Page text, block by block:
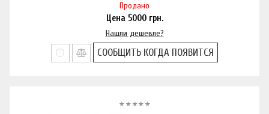
Продано
Цена 5000грн.
Нашли дешевле?
СООБЩИТЬ КОГДА ПОЯВИТСЯ